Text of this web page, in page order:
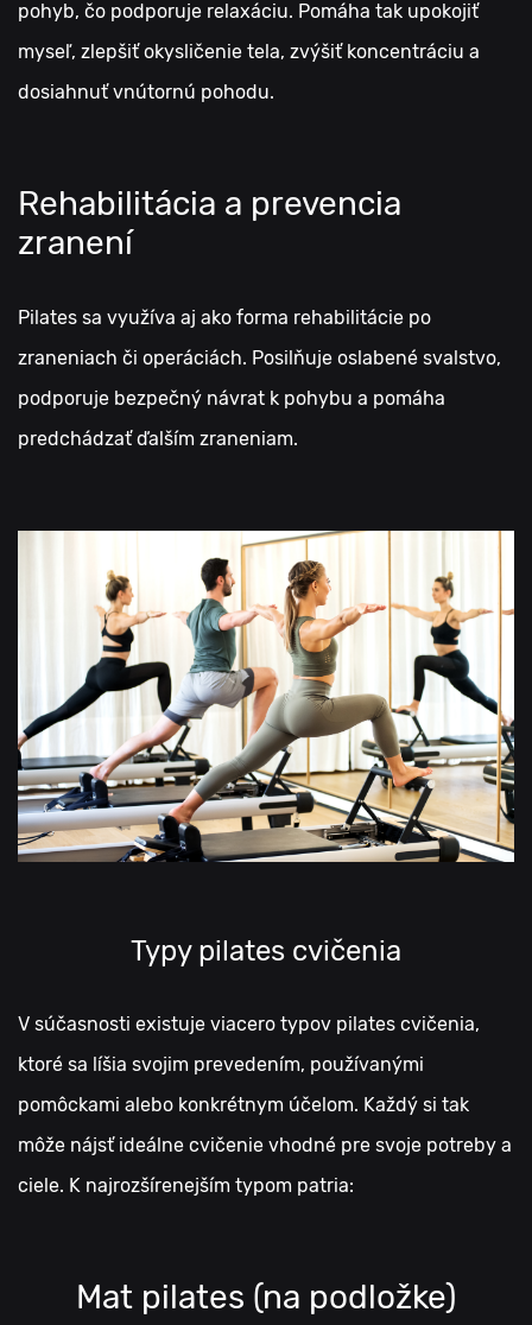
pohyb, čo podporuje relaxáciu. Pomáha tak upokojiť
myseľ, zlepšiť okysličenie tela, zvýšiť koncentráciu a
dosiahnuť vnútornú pohodu.
Rehabilitácia a prevencia
zranení
Pilates sa využíva aj ako forma rehabilitácie po
zraneniach či operáciách. Posilňuje oslabené svalstvo,
podporuje bezpečný návrat k pohybu a pomáha
predchádzať ďalším zraneniam.
Typy pilates cvičenia
V súčasnosti existuje viacero typov pilates cvičenia,
ktoré sa líšia svojim prevedením, používanými
pomôckami alebo konkrétnym účelom. Každý si tak
môže nájsť ideálne cvičenie vhodné pre svoje potreby a
ciele. K najrozšírenejším typom patria:
Mat pilates (na podložke)